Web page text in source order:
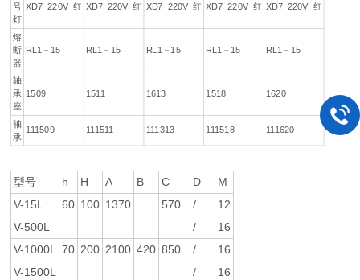
号
灯
XD7 220V 红 XD7 220V 红 XD7 220V 红 XD7 220V 红 XD7 220V 红
熔
断
器
RL1－15 RL1－15 RL1－15 RL1－15 RL1－15
轴
承
座
1509 1511 1613 1518 1620
轴
承
111509 111511 111313 111518 111620
型号 h H A B C D
M
V-15L
60 100 1370 570 /
12
V-500L
/
16
V-1000L 70 200 2100 420 850 /
16
V-1500L
/
16